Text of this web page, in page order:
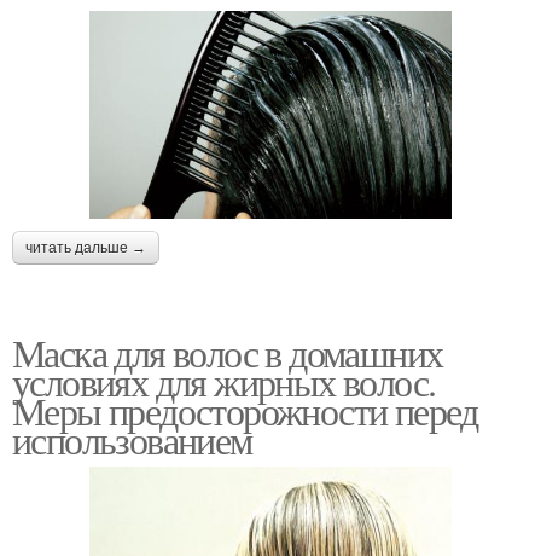
читать дальше →
Маска для волос в домашних
условиях для жирных волос.
Меры предосторожности перед
использованием